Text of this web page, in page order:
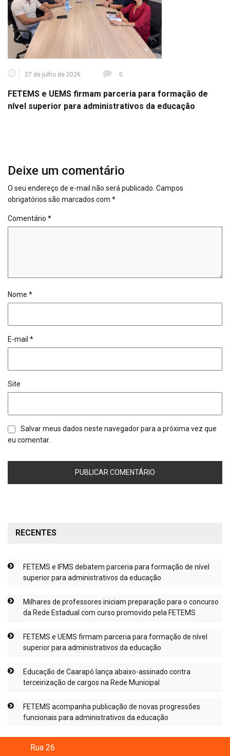
27 de julho de 2026 0
FETEMS e UEMS firmam parceria para formação de
nível superior para administrativos da educação
Deixe um comentário
O seu endereço de e-mail não será publicado. Campos
obrigatórios são marcados com *
Comentário *
Nome *
E-mail *
Site
Salvar meus dados neste navegador para a próxima vez que
eu comentar.
RECENTES
FETEMS e IFMS debatem parceria para formação de nível
superior para administrativos da educação
Milhares de professores iniciam preparação para o concurso
da Rede Estadual com curso promovido pela FETEMS
FETEMS e UEMS firmam parceria para formação de nível
superior para administrativos da educação
Educação de Caarapó lança abaixo-assinado contra
terceirização de cargos na Rede Municipal
FETEMS acompanha publicação de novas progressões
funcionais para administrativos da educação
Rua 26